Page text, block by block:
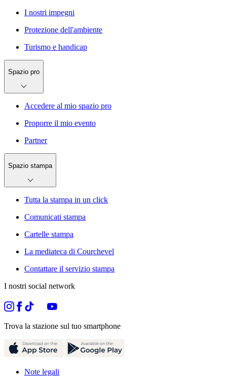
I nostri impegni
Protezione dell'ambiente
Turismo e handicap
Spazio pro
Accedere al mio spazio pro
Proporre il mio evento
Partner
Spazio stampa
Tutta la stampa in un click
Comunicati stampa
Cartelle stampa
La mediateca di Courchevel
Contattare il servizio stampa
I nostri social network
Trova la stazione sul tuo smartphone
Note legali